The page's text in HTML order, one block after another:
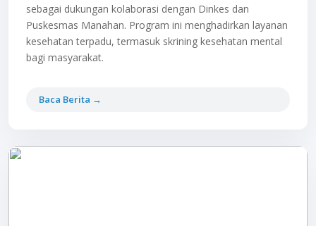
sebagai dukungan kolaborasi dengan Dinkes dan
Puskesmas Manahan. Program ini menghadirkan layanan
kesehatan terpadu, termasuk skrining kesehatan mental
bagi masyarakat.
Baca Berita →